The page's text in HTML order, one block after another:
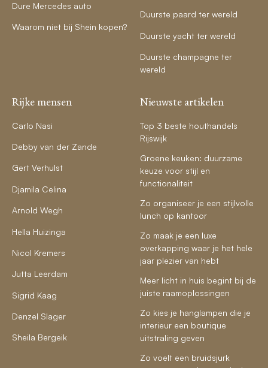
Dure Mercedes auto
Waarom niet bij Shein kopen?
Duurste paard ter wereld
Duurste yacht ter wereld
Duurste champagne ter
wereld
Rijke mensen
Carlo Nasi
Debby van der Zande
Gert Verhulst
Djamila Celina
Arnold Wegh
Hella Huizinga
Nicol Kremers
Jutta Leerdam
Sigrid Kaag
Denzel Slager
Sheila Bergeik
Nieuwste artikelen
Top 3 beste houthandels
Rijswijk
Groene keuken: duurzame
keuze voor stijl en
functionaliteit
Zo organiseer je een stijlvolle
lunch op kantoor
Zo maak je een luxe
overkapping waar je het hele
jaar plezier van hebt
Meer licht in huis begint bij de
juiste raamoplossingen
Zo kies je hanglampen die je
interieur een boutique
uitstraling geven
Zo voelt een bruidsjurk